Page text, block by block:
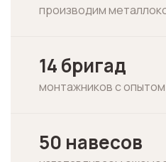
производим
14 бригад
монтажников с
50 навесов